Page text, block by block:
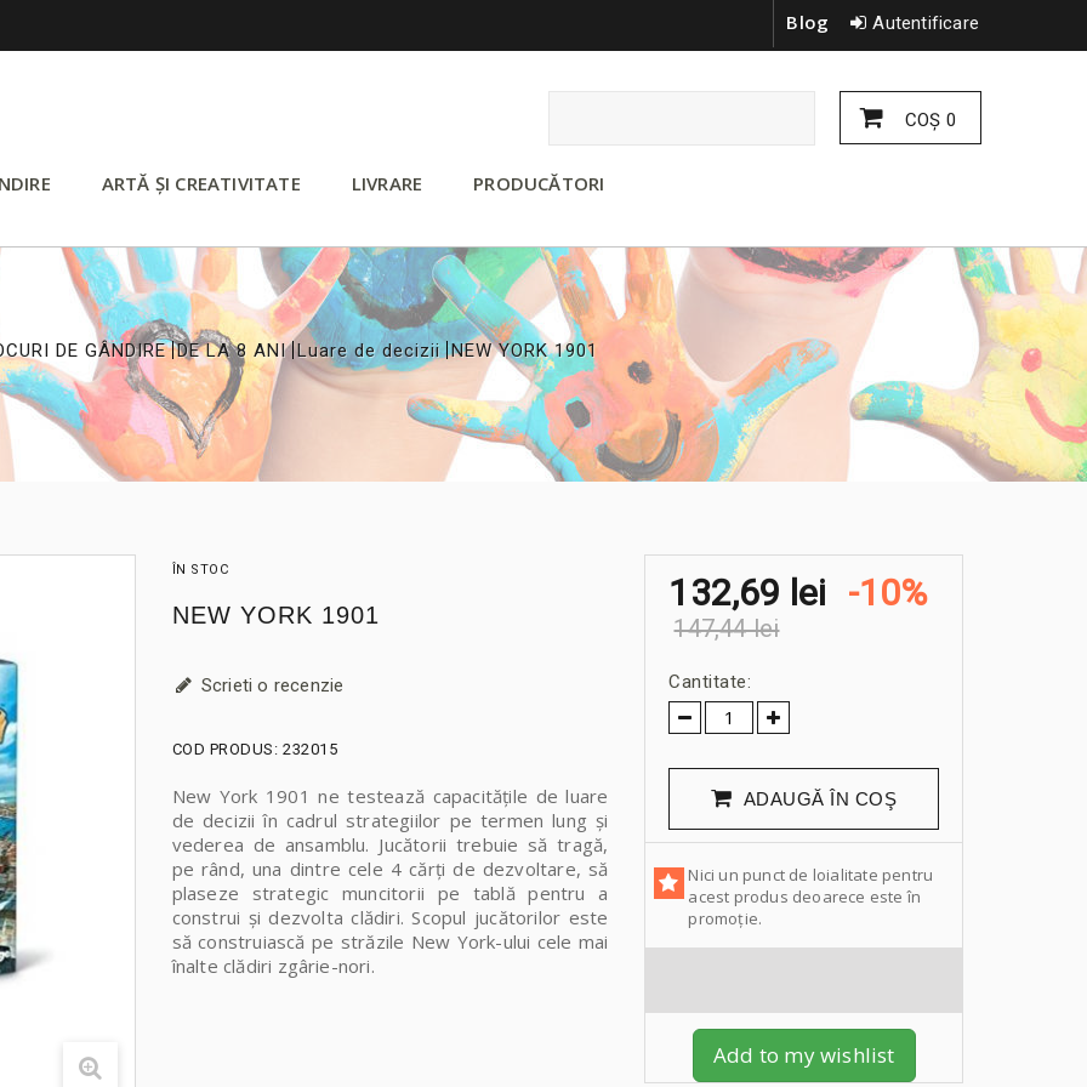
Autentificare
Blog
COŞ 0
ARTĂ ȘI CREATIVITATE LIVRARE PRODUCĂTORI
DE GÂNDIRE
>
DE LA 8 ANI
>
Luare de decizii
>
NEW YORK 1901
ÎN STOC
NEW YORK 1901
Scrieti o recenzie
COD PRODUS: 232015
New York 1901 ne testează capacitățile de luare
de decizii în cadrul strategiilor pe termen lung și
vederea de ansamblu. Jucătorii trebuie să tragă,
pe rând, una dintre cele 4 cărți de dezvoltare, să
plaseze strategic muncitorii pe tablă pentru a
construi și dezvolta clădiri. Scopul jucătorilor este
să construiască pe străzile New York-ului cele mai
înalte clădiri zgârie-nori.
132,69 lei -10%
147,44 lei
Cantitate:
ADAUGĂ ÎN COŞ
Nici un punct de loialitate pentru
acest produs deoarece este în
promoție.
Add to my wishlist